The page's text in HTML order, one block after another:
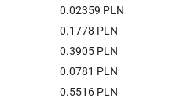
0.02359 PLN
0.1778 PLN
0.3905 PLN
0.0781 PLN
0.5516 PLN